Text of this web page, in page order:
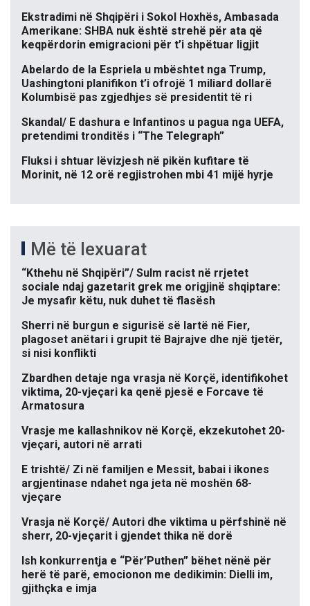
Ekstradimi në Shqipëri i Sokol Hoxhës, Ambasada
Amerikane: SHBA nuk është strehë për ata që
keqpërdorin emigracioni për t’i shpëtuar ligjit
Abelardo de la Espriela u mbështet nga Trump,
Uashingtoni planifikon t’i ofrojë 1 miliard dollarë
Kolumbisë pas zgjedhjes së presidentit të ri
Skandal/ E dashura e Infantinos u pagua nga UEFA,
pretendimi tronditës i “The Telegraph”
Fluksi i shtuar lëvizjesh në pikën kufitare të
Morinit, në 12 orë regjistrohen mbi 41 mijë hyrje
Më të lexuarat
“Kthehu në Shqipëri”/ Sulm racist në rrjetet
sociale ndaj gazetarit grek me origjinë shqiptare:
Je mysafir këtu, nuk duhet të flasësh
Sherri në burgun e sigurisë së lartë në Fier,
plagoset anëtari i grupit të Bajrajve dhe një tjetër,
si nisi konflikti
Zbardhen detaje nga vrasja në Korçë, identifikohet
viktima, 20-vjeçari ka qenë pjesë e Forcave të
Armatosura
Vrasje me kallashnikov në Korçë, ekzekutohet 20-
vjeçari, autori në arrati
E trishtë/ Zi në familjen e Messit, babai i ikones
argjentinase ndahet nga jeta në moshën 68-
vjeçare
Vrasja në Korçë/ Autori dhe viktima u përfshinë në
sherr, 20-vjeçarit i gjendet thika në dorë
Ish konkurrentja e “Për’Puthen” bëhet nënë për
herë të parë, emocionon me dedikimin: Dielli im,
gjithçka e imja